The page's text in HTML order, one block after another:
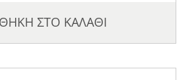
ΣΤΟ ΚΑΛΑΘΙ